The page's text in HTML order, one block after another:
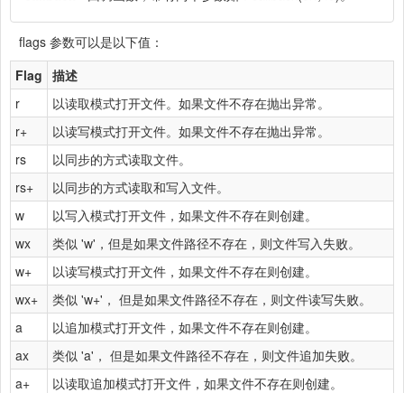
flags 参数可以是以下值：
Flag 描述
r
以读取模式打开文件。如果文件不存在抛出异常。
r+
以读写模式打开文件。如果文件不存在抛出异常。
rs
以同步的方式读取文件。
rs+
以同步的方式读取和写入文件。
w
以写入模式打开文件，如果文件不存在则创建。
wx
类似 'w'，但是如果文件路径不存在，则文件写入失败。
w+
以读写模式打开文件，如果文件不存在则创建。
wx+
类似 'w+'， 但是如果文件路径不存在，则文件读写失败。
a
以追加模式打开文件，如果文件不存在则创建。
ax
类似 'a'， 但是如果文件路径不存在，则文件追加失败。
a+
以读取追加模式打开文件，如果文件不存在则创建。